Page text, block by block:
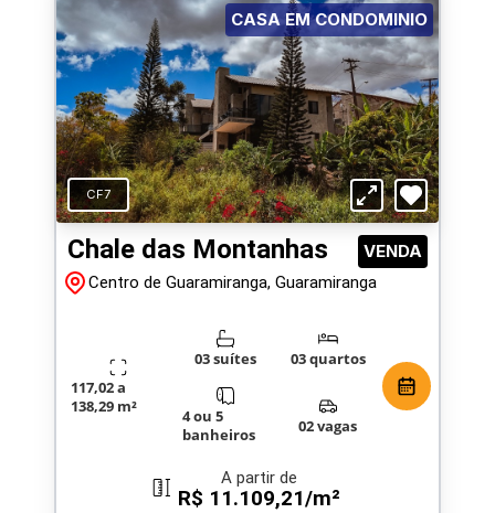
CF7
CASA EM CONDOMINIO
Chale das Montanhas VENDA
Centro de Guaramiranga, Guaramiranga
117,02 a
138,29 m²
03 suítes 03 quartos
4 ou 5
banheiros
02 vagas
A partir de
R$ 11.109,21/m²